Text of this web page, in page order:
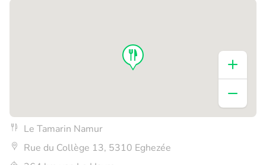
Le Tamarin Namur
Rue du Collège 13, 5310 Eghezée